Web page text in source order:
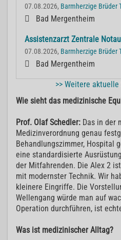
07.08.2026, Barmherzige Brüder
Bad Mergentheim
Assistenzarzt Zentrale
07.08.2026, Barmherzige Brüder
Bad Mergentheim
>> Weitere
Wie sieht das medizinische
Prof. Olaf Schedler: Das in der
Medizinverordnung genau
Behandlungszimmer, Hospital
eine standardisierte
der Mitfahrenden. Die Alex 2
mit modernster Technik. Wir
kleinere Eingriffe. Die
Wellengang würde man auf
Operation durchführen, ist
Was ist medizinischer Alltag?